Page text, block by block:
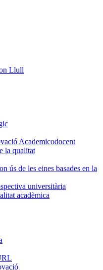
Llull
Academicodocent
la qualitat
ús de les eines basades en la
universitària
acadèmica